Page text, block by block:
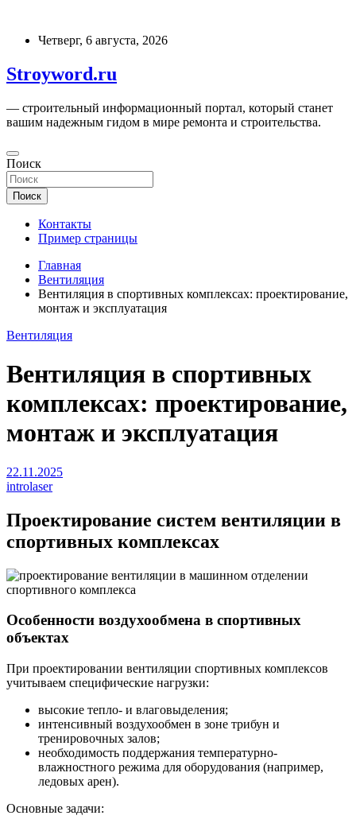
содержимому
Четверг, 6 августа, 2026
Stroyword.ru
— строительный информационный портал, который станет
вашим надежным гидом в мире ремонта и строительства.
Поиск
Поиск
Контакты
Пример страницы
Главная
Вентиляция
Вентиляция в спортивных комплексах: проектирование,
монтаж и эксплуатация
Вентиляция
Вентиляция в спортивных
комплексах: проектирование,
монтаж и эксплуатация
22.11.2025
introlaser
Проектирование систем вентиляции в
спортивных комплексах
Особенности воздухообмена в спортивных
объектах
При проектировании вентиляции спортивных комплексов
учитываем специфические нагрузки:
высокие тепло- и влаговыделения;
интенсивный воздухообмен в зоне трибун и
тренировочных залов;
необходимость поддержания температурно-
влажностного режима для оборудования (например,
ледовых арен).
Основные задачи: